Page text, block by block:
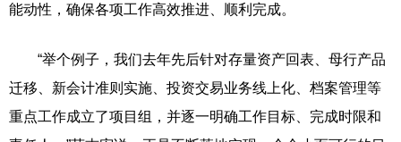
能动性，确保各项工作高效推进、顺利完成。
“举个例子，我们去年先后针对存量资产回表、母行产品
迁移、新会计准则实施、投资交易业务线上化、档案管理等
重点工作成立了项目组，并逐一明确工作目标、完成时限和